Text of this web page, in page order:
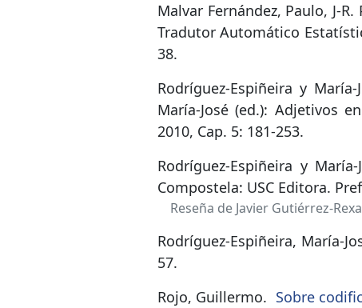
Malvar Fernández, Paulo, J-
Tradutor Automático
38.
Rodríguez-Espiñeira y María-
María-José (ed.): Adjetivos
2010, Cap. 5: 181-253.
Rodríguez-Espiñeira y María-
Compostela: USC Editora.
Reseña de Javier Gutiérrez-
Rodríguez-Espiñeira, María-
57.
Rojo, Guillermo. Sobre